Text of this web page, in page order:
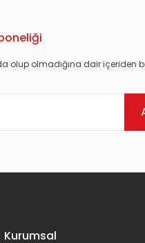
olup olmadığına dair içeriden
Kurumsal